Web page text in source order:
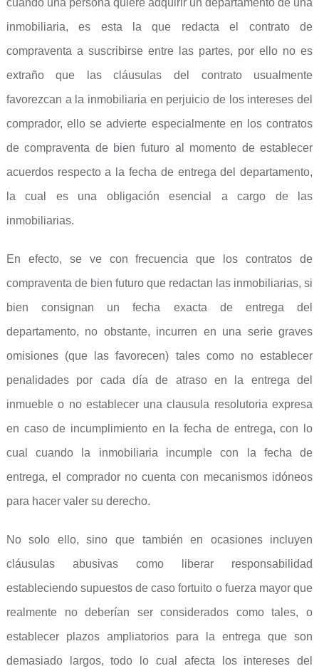
cuando una persona quiere adquirir un departamento de una
inmobiliaria, es esta la que redacta el contrato de
compraventa a suscribirse entre las partes, por ello no es
extraño que las cláusulas del contrato usualmente
favorezcan a la inmobiliaria en perjuicio de los intereses del
comprador, ello se advierte especialmente en los contratos
de compraventa de bien futuro al momento de establecer
acuerdos respecto a la fecha de entrega del departamento,
la cual es una obligación esencial a cargo de las
inmobiliarias.
En efecto, se ve con frecuencia que los contratos de
compraventa de bien futuro que redactan las inmobiliarias, si
bien consignan un fecha exacta de entrega del
departamento, no obstante, incurren en una serie graves
omisiones (que las favorecen) tales como no establecer
penalidades por cada día de atraso en la entrega del
inmueble o no establecer una clausula resolutoria expresa
en caso de incumplimiento en la fecha de entrega, con lo
cual cuando la inmobiliaria incumple con la fecha de
entrega, el comprador no cuenta con mecanismos idóneos
para hacer valer su derecho.
No solo ello, sino que también en ocasiones incluyen
cláusulas abusivas como liberar responsabilidad
estableciendo supuestos de caso fortuito o fuerza mayor que
realmente no deberían ser considerados como tales, o
establecer plazos ampliatorios para la entrega que son
demasiado largos, todo lo cual afecta los intereses del